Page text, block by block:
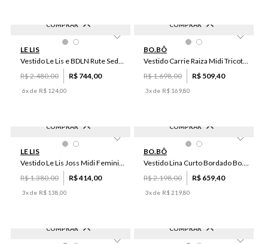
COMPRAR
36
LE LIS
Vestido Le Lis e BDLN Rute Seda Feminino
R$2.480,00 R$ 744,00
6x de R$ 12400
COMPRAR
G M
BO.BÔ
Vestido Carrie Raiza Midi Tricot Bo.Bô Feminino
R$1.698,00 R$ 509,40
3x de R$ 16980
COMPRAR
38
LE LIS
Vestido Le Lis Joss Midi Feminino
R$1.380,00 R$414,00
3x de R$ 138 00
COMPRAR
40 44
BO.BÔ
Vestido Lina Curto Bordado Bo.Bô Feminino
R$2.198,00 R$ 659,40
3x de R$21980
COMPRAR COMPRAR